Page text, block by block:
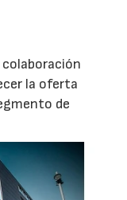
la oferta
de